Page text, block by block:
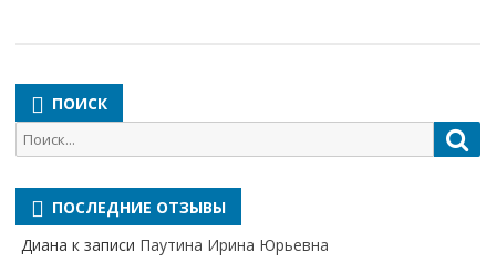
ПОИСК
Поиск
для:
ПОСЛЕДНИЕ ОТЗЫВЫ
Диана к записи Паутина Ирина Юрьевна